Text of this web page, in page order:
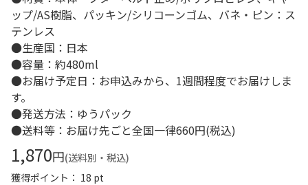
ップ/AS樹脂、パッキン/シリコーンゴム、バネ・ピン：ス
テンレス
●生産国：日本
●容量：約480ml
●お届け予定日：お申込みから、1週間程度でお届けしま
す。
●発送方法：ゆうパック
●送料等：お届け先ごと全国一律660円(税込)
1,870円(送料別・税込)
獲得ポイント： 18 pt